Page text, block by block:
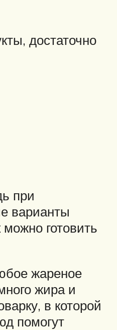
достаточно
при
варианты
готовить
жареное
жира и
в которой
помогут